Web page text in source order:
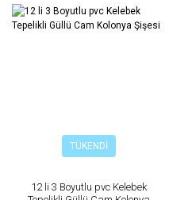
TÜKENDİ
12 li 3 Boyutlu pvc Kelebek